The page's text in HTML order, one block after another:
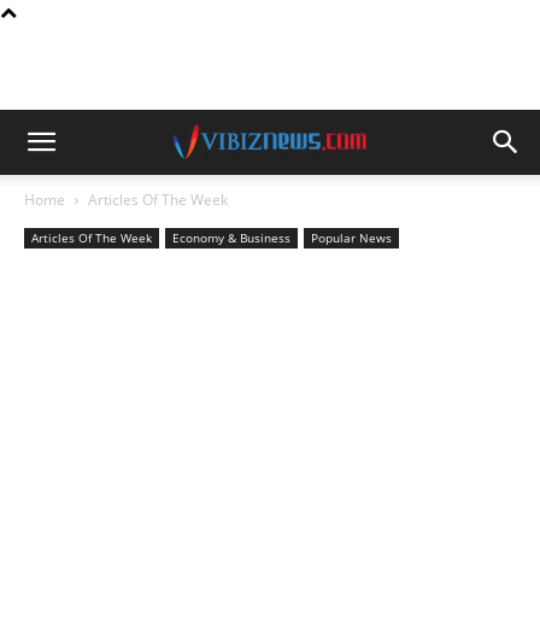
Home Articles Of The Week
Articles Of The Week Economy & Business Popular News